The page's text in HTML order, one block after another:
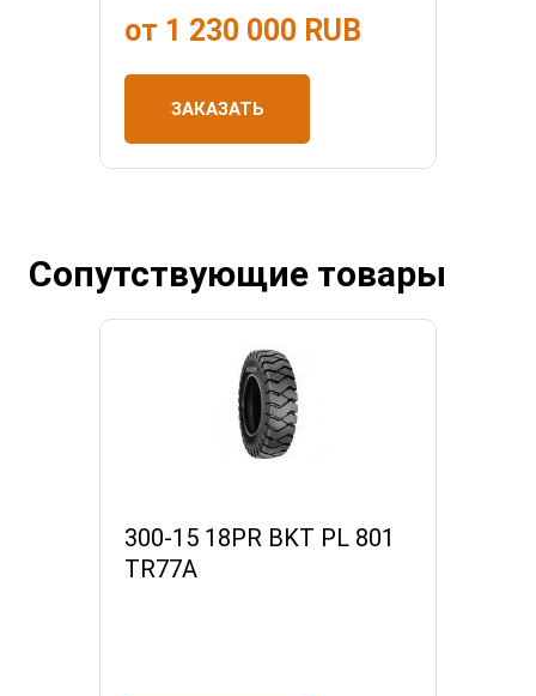
от 1 230 000 RUB
ЗАКАЗАТЬ
Сопутствующие товары
300-15 18PR BKT PL 801
TR77A